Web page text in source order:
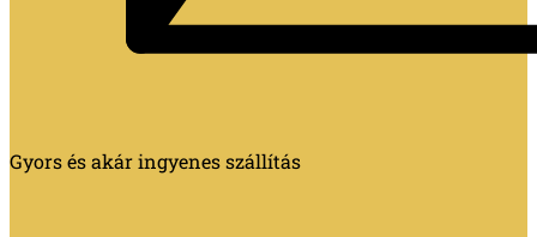
Gyors és akár ingyenes szállítás